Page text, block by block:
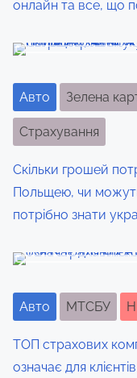
a
t
i
o
n
онлайн та все, що
Авто Зелена
Страхування
Скільки грошей
Польщею, чи
потрібно знати
Авто МТСБУ
ТОП страхових
означає для клієнтів